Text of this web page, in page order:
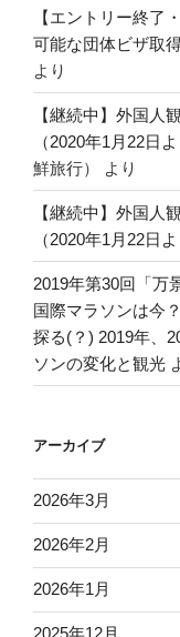
【エントリー終了
可能な団体ビザ取
より
【継続中】外国人
（2020年1月22日
鮮旅行）
より
【継続中】外国人
（2020年1月22日
2019年第30回「万
国際マラソンは今
探る(？) 2019年、
ソンの変化と観光
アーカイブ
2026年3月
2026年2月
2026年1月